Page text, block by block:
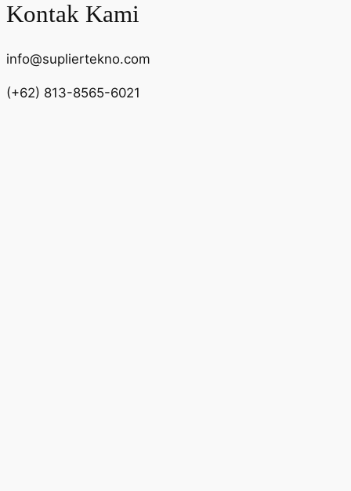
Kontak Kami
info@supliertekno.com
(+62) 813-8565-6021